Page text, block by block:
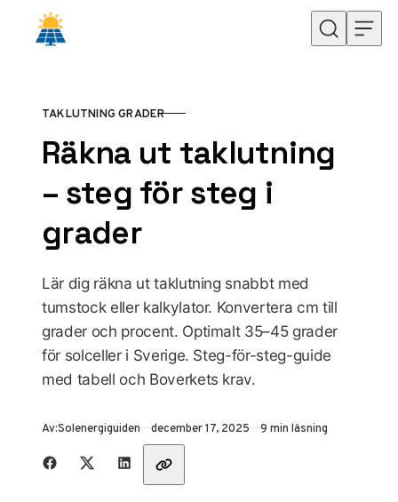
Hoppa till innehåll
KATEGORI
TAKLUTNING GRADER
Räkna ut taklutning
– steg för steg i
grader
Lär dig räkna ut taklutning snabbt med
tumstock eller kalkylator. Konvertera cm till
grader och procent. Optimalt 35–45 grader
för solceller i Sverige. Steg-för-steg-guide
med tabell och Boverkets krav.
Av:Solenergiguiden Publicerad
december 17, 2025 9 min läsning
Dela med vänner